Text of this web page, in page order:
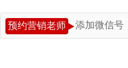
预约营销老师 添加微信号